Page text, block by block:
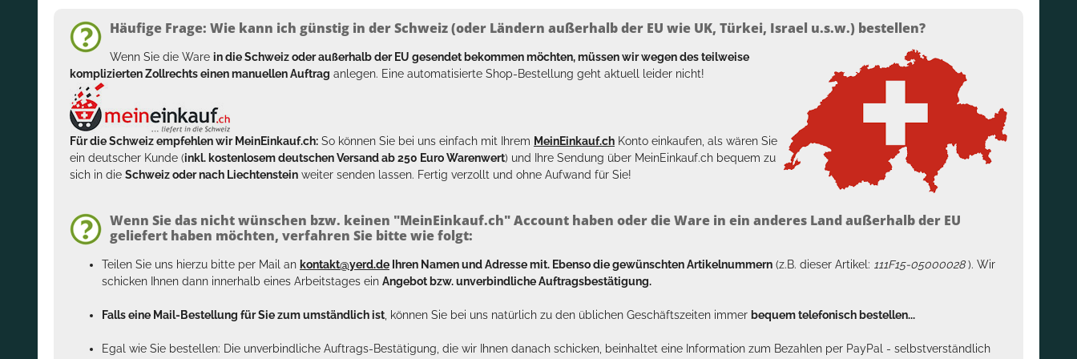
Häufige Frage: Wie kann ich günstig in der Schweiz (oder Ländern außerhalb der EU wie UK, Türkei, Israel u.s.w.) bestellen?
Wenn Sie die Ware in die Schweiz oder außerhalb der EU gesendet bekommen möchten, müssen wir wegen des teilweise
komplizierten Zollrechts einen manuellen Auftrag anlegen. Eine automatisierte Shop-Bestellung geht aktuell leider nicht!
Für die Schweiz empfehlen wir MeinEinkauf.ch: So können Sie bei uns einfach mit Ihrem MeinEinkauf.ch Konto einkaufen, als wären Sie
ein deutscher Kunde (inkl. kostenlosem deutschen Versand ab 250 Euro Warenwert) und Ihre Sendung über MeinEinkauf.ch bequem zu
sich in die Schweiz oder nach Liechtenstein weiter senden lassen. Fertig verzollt und ohne Aufwand für Sie!
Wenn Sie das nicht wünschen bzw. keinen "MeinEinkauf.ch" Account haben oder die Ware in ein anderes Land außerhalb der EU
geliefert haben möchten, verfahren Sie bitte wie folgt:
Teilen Sie uns hierzu bitte per Mail an kontakt@yerd.de Ihren Namen und Adresse mit. Ebenso die gewünschten Artikelnummern (z.B. dieser Artikel: 111F15-05000028). Wir
schicken Ihnen dann innerhalb eines Arbeitstages ein Angebot bzw. unverbindliche Auftragsbestätigung.
Falls eine Mail-Bestellung für Sie zum umständlich ist , können Sie bei uns natürlich zu den üblichen Geschäftszeiten immer bequem telefonisch bestellen...
Egal wie Sie bestellen: Die unverbindliche Auftrags-Bestätigung, die wir Ihnen danach schicken, beinhaltet eine Information zum Bezahlen per PayPal - selbstverständlich